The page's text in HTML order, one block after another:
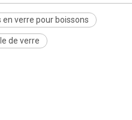
en verre pour boissons
de verre